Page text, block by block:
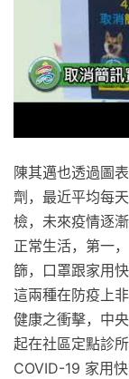
陳其邁也透過圖
劑，最近平均每
檢，未來疫情逐
正常生活，第一
篩，口罩跟家用
這兩種在防疫上
健康之衝擊，中
起在社區定點診
COVID-19 家用